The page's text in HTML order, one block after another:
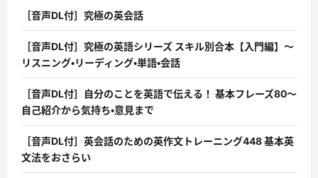
［音声DL付］究極の英会話
［音声DL付］究極の英語シリーズ スキル別合本【入門編】〜
リスニング・リーディング・単語・会話
［音声DL付］自分のことを英語で伝える！ 基本フレーズ80〜
自己紹介から気持ち・意見まで
［音声DL付］英会話のための英作文トレーニング448 基本英
文法をおさらい